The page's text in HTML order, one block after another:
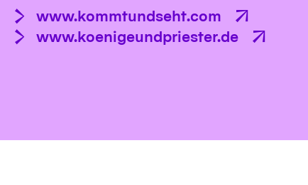
www.kommtundseht.com
www.koenigeundpriester.de